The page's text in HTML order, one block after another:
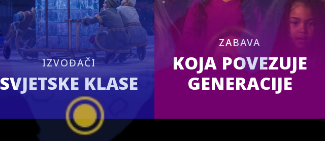
IZVOĐAČI
SVJETSKE KLASE
ZABAVA
KOJA POVEZUJE
GENERACIJE